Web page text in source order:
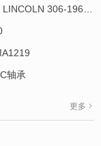
轴承
更多